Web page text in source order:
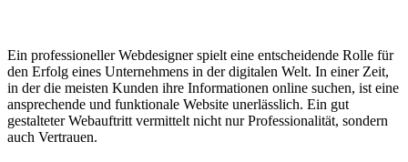
Ein professioneller Webdesigner spielt eine entscheidende Rolle für
den Erfolg eines Unternehmens in der digitalen Welt. In einer Zeit,
in der die meisten Kunden ihre Informationen online suchen, ist eine
ansprechende und funktionale Website unerlässlich. Ein gut
gestalteter Webauftritt vermittelt nicht nur Professionalität, sondern
auch Vertrauen.